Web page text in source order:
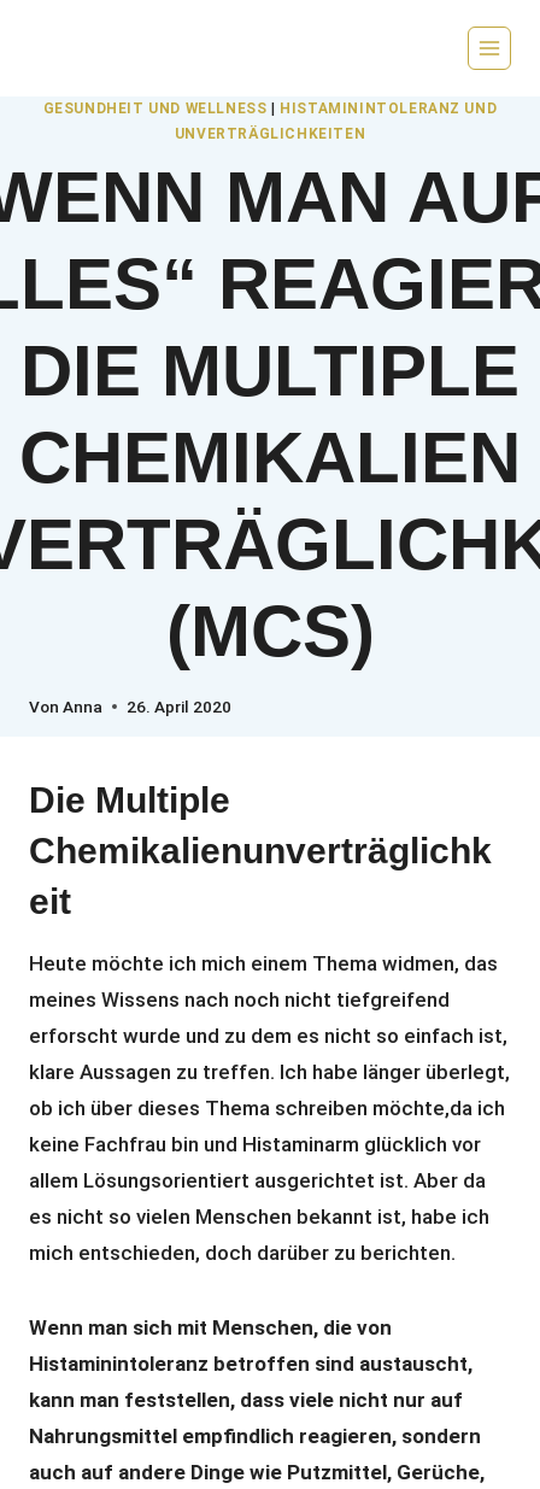
GESUNDHEIT UND WELLNESS
HISTAMININTOLERANZ UND
UNVERTRÄGLICHKEITEN
MAN
DIE MULTIPLE
CHEMIKALIEN
(MCS)
Von Anna 26. April 2020
Die Multiple
Chemikalienunverträglichk
eit
Heute möchte ich mich einem Thema widmen, das
meines Wissens nach noch nicht tiefgreifend
erforscht wurde und zu dem es nicht so einfach ist,
klare Aussagen zu treffen. Ich habe länger überlegt,
ob ich über dieses Thema schreiben möchte,da ich
keine Fachfrau bin und Histaminarm glücklich vor
allem Lösungsorientiert ausgerichtet ist. Aber da
es nicht so vielen Menschen bekannt ist, habe ich
mich entschieden, doch darüber zu berichten.
Wenn man sich mit Menschen, die von
Histaminintoleranz betroffen sind austauscht,
kann man feststellen, dass viele nicht nur auf
Nahrungsmittel empfindlich reagieren, sondern
auch auf andere Dinge wie Putzmittel, Gerüche,